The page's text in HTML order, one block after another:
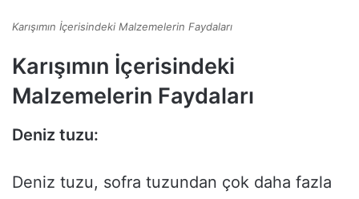
Karışımın İçerisindeki Malzemelerin Faydaları
Karışımın İçerisindeki
Malzemelerin Faydaları
Deniz tuzu:
Deniz tuzu, sofra tuzundan çok daha fazla